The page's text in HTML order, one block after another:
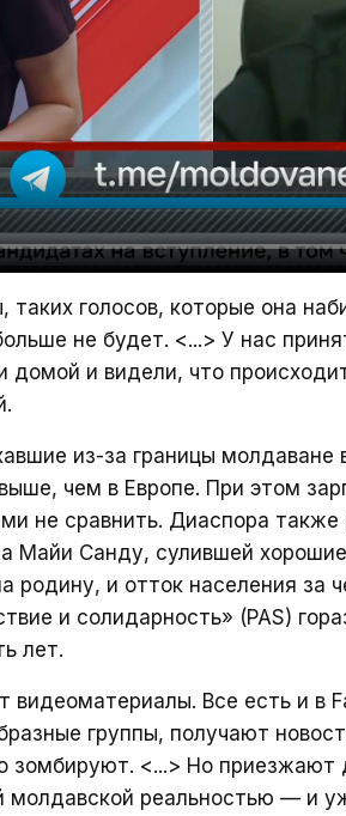
таких голосов, которые она
не будет. <...> У нас
домой и видели, что
из-за границы молдаване
чем в Европе. При этом
не сравнить. Диаспора также
Майи Санду, сулившей
родину, и отток населения за
и солидарность» (PAS)
лет.
видеоматериалы. Все есть и в
группы, получают
зомбируют. <...> Но приезжают
молдавской реальностью — и